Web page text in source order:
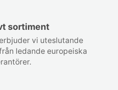
sortiment
vi uteslutande
ledande europeiska